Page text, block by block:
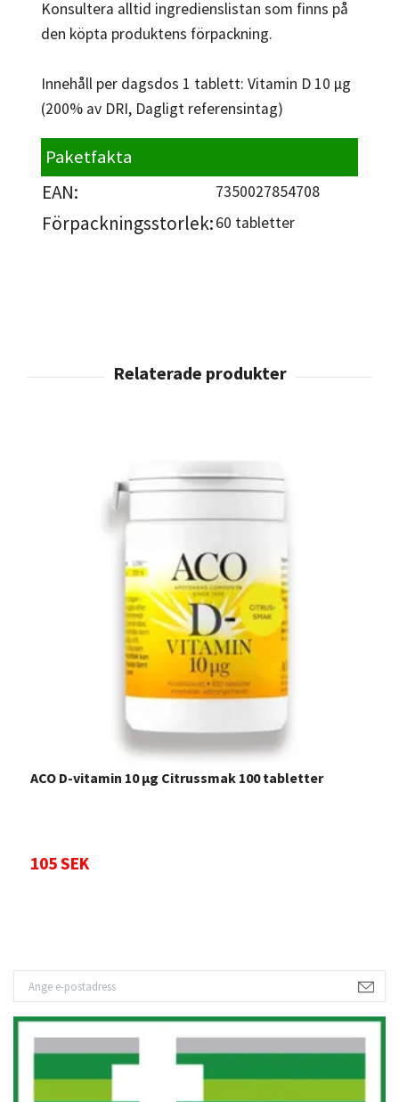
Konsultera alltid ingredienslistan som finns på
den köpta produktens förpackning.
Innehåll per dagsdos 1 tablett: Vitamin D 10 µg
(200% av DRI, Dagligt referensintag)
Paketfakta
EAN: 7350027854708
Förpackningsstorlek:60 tabletter
ACO D-vitamin 10 µg Citrussmak 100 tabletter
105 SEK